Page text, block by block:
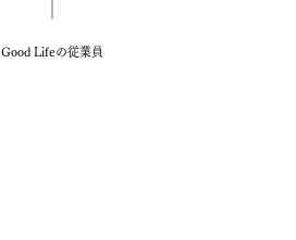
Good Lifeの従業員